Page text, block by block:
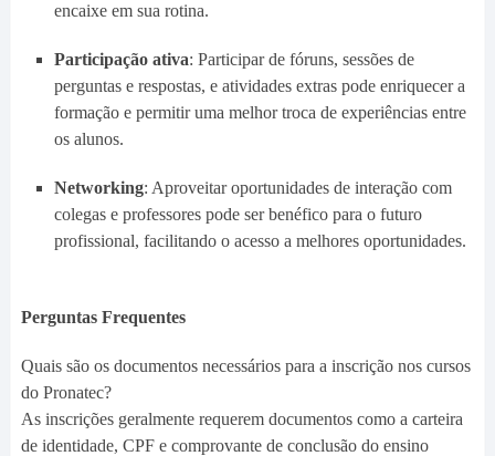
encaixe em sua rotina.
Participação ativa: Participar de fóruns, sessões de
perguntas e respostas, e atividades extras pode enriquecer a
formação e permitir uma melhor troca de experiências entre
os alunos.
Networking: Aproveitar oportunidades de interação com
colegas e professores pode ser benéfico para o futuro
profissional, facilitando o acesso a melhores oportunidades.
Perguntas Frequentes
Quais são os documentos necessários para a inscrição nos cursos
do Pronatec?
As inscrições geralmente requerem documentos como a carteira
de identidade, CPF e comprovante de conclusão do ensino